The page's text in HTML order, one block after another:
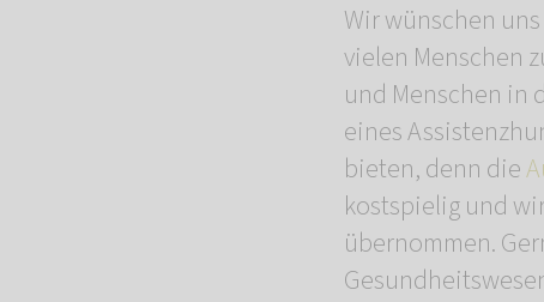
Wir wünschen
vielen Menschen
und Menschen in
eines
bieten, denn die
kostspielig und
übernommen.